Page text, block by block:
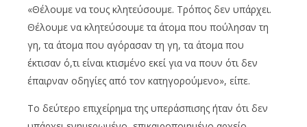
«Θέλουμε να τους κλητεύσουμε. Τρόπος δεν υπάρχει.
Θέλουμε να κλητεύσουμε τα άτομα που πούλησαν τη
γη, τα άτομα που αγόρασαν τη γη, τα άτομα που
έκτισαν ό,τι είναι κτισμένο εκεί για να πουν ότι δεν
έπαιρναν οδηγίες από τον κατηγορούμενο», είπε.
Το δεύτερο επιχείρημα της υπεράσπισης ήταν ότι δεν